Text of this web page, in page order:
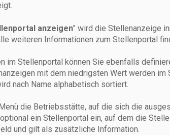
anzeigen" wird die Stellenanzeige
weiteren Informationen zum Stellenportal
im Stellenportal können Sie ebenfalls
mit dem niedrigsten Wert werden im
nach Name alphabetisch sortiert.
die Betriebsstätte, auf die sich die
ein Stellenportal ein, auf dem die
und gilt als zusätzliche Information.